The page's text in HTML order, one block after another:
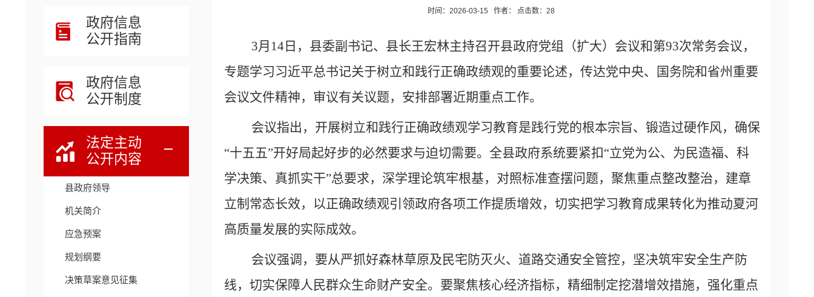
政府信息
公开指南
政府信息
公开制度
法定主动
公开内容
县政府领导
机关简介
应急预案
规划纲要
决策草案意见征集
时间：2026-03-15 作者： 点击数： 28
3月14日，县委副书记、县长王宏林主持召开县政府党组（扩大）会议和第93次常务会议，
专题学习习近平总书记关于树立和践行正确政绩观的重要论述，传达党中央、国务院和省州重要
会议文件精神，审议有关议题，安排部署近期重点工作。
会议指出，开展树立和践行正确政绩观学习教育是践行党的根本宗旨、锻造过硬作风，确保
“十五五”开好局起好步的必然要求与迫切需要。全县政府系统要紧扣“立党为公、为民造福、科
学决策、真抓实干”总要求，深学理论筑牢根基，对照标准查摆问题，聚焦重点整改整治，建章
立制常态长效，以正确政绩观引领政府各项工作提质增效，切实把学习教育成果转化为推动夏河
高质量发展的实际成效。
会议强调，要从严抓好森林草原及民宅防灭火、道路交通安全管控，坚决筑牢安全生产防
线，切实保障人民群众生命财产安全。要聚焦核心经济指标，精细制定挖潜增效措施，强化重点